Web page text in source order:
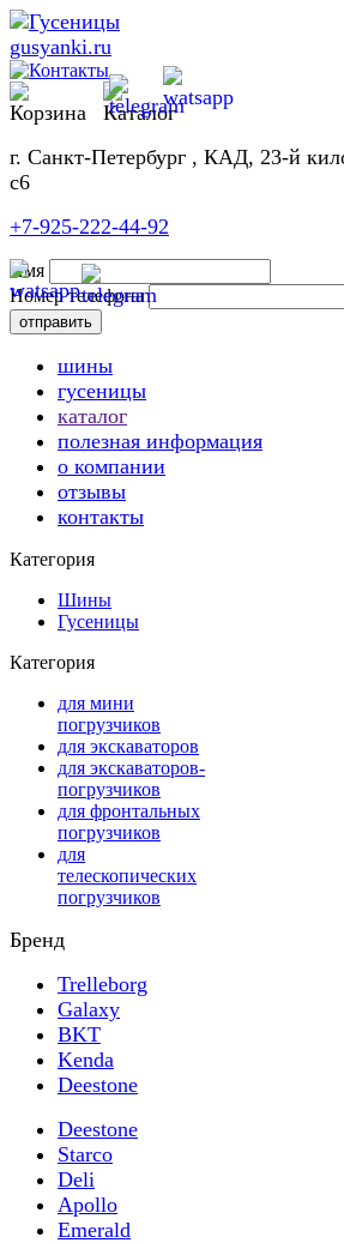
г. Санкт-Петербург , КАД, 23-й
с6
+7-925-222-44-92
Имя
Номер телефона
шины
гусеницы
каталог
полезная информация
о компании
отзывы
контакты
Категория
Шины
Гусеницы
Категория
для мини
погрузчиков
для экскаваторов
для экскаваторов-
погрузчиков
для фронтальных
погрузчиков
для
телескопических
погрузчиков
Бренд
Trelleborg
Galaxy
BKT
Kenda
Deestone
Deestone
Starco
Deli
Apollo
Emerald